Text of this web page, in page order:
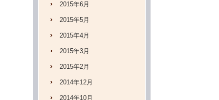
2015年6月
2015年5月
2015年4月
2015年3月
2015年2月
2014年12月
2014年10月